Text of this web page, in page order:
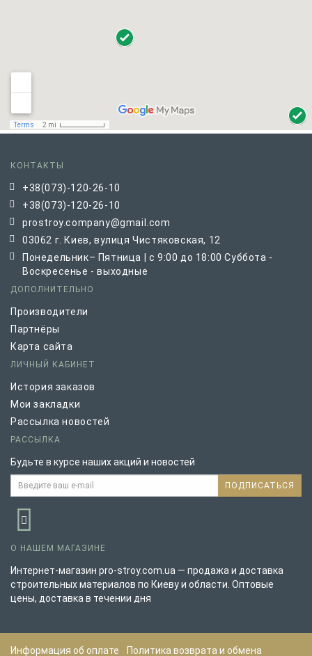
КОНТАКТЫ
+38(073)-120-26-10
+38(073)-120-26-10
prostroy.company@gmail.com
03062 г. Киев, вулиця Чистяковская, 12
Понедельник– Пятница | с 9:00 до 18:00 Суббота -
Воскресенье - выходные
ДОПОЛНИТЕЛЬНО
Производители
Партнёры
Карта сайта
ЛИЧНЫЙ КАБИНЕТ
История заказов
Мои закладки
Рассылка новостей
РАССЫЛКА
Будьте в курсе наших акций и новостей
ПОДПИСАТЬСЯ
О НАШЕМ МАГАЗИНЕ
Интернет-магазин pro-stroy.com.ua — продажа и доставка
строительных материалов по Киеву и области. Оптовые
цены, доставка в течении дня
Информация об оплате Политика возврата и обмена